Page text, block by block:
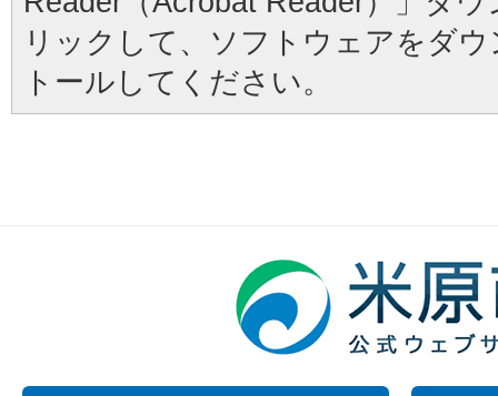
リックして、ソフトウェアをダ
トールしてください。